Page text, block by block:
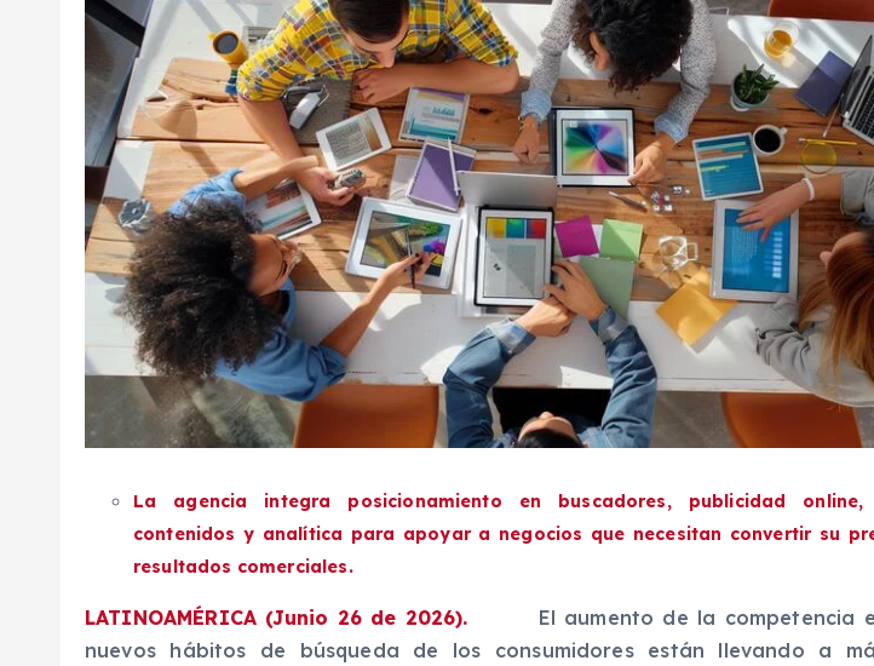
La agencia integra posicionamiento en buscadores, publicidad
contenidos y analítica para apoyar a negocios que necesitan convertir su
resultados comerciales.
LATINOAMÉRICA (Junio 26 de 2026). El aumento de la competencia
nuevos hábitos de búsqueda de los consumidores están llevando a